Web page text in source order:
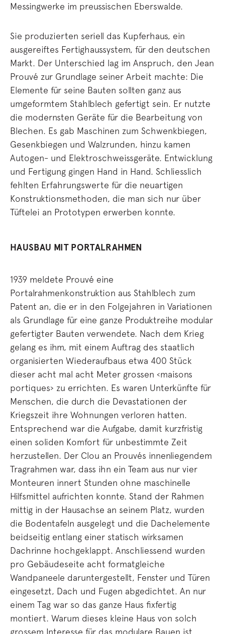
Messingwerke im preussischen Eberswalde.
Sie produzierten seriell das Kupferhaus, ein
ausgereiftes Fertighaussystem, für den deutschen
Markt. Der Unterschied lag im Anspruch, den Jean
Prouvé zur Grundlage seiner Arbeit machte: Die
Elemente für seine Bauten sollten ganz aus
umgeformtem Stahlblech gefertigt sein. Er nutzte
die modernsten Geräte für die Bearbeitung von
Blechen. Es gab Maschinen zum Schwenkbiegen,
Gesenkbiegen und Walzrunden, hinzu kamen
Autogen- und Elektroschweissgeräte. Entwicklung
und Fertigung gingen Hand in Hand. Schliesslich
fehlten Erfahrungswerte für die neuartigen
Konstruktionsmethoden, die man sich nur über
Tüftelei an Prototypen erwerben konnte.
HAUSBAU MIT PORTALRAHMEN
1939 meldete Prouvé eine
Portalrahmenkonstruktion aus Stahlblech zum
Patent an, die er in den Folgejahren in Variationen
als Grundlage für eine ganze Produktreihe modular
gefertigter Bauten verwendete. Nach dem Krieg
gelang es ihm, mit einem Auftrag des staatlich
organisierten Wiederaufbaus etwa 400 Stück
dieser acht mal acht Meter grossen ‹maisons
portiques› zu errichten. Es waren Unterkünfte für
Menschen, die durch die Devastationen der
Kriegszeit ihre Wohnungen verloren hatten.
Entsprechend war die Aufgabe, damit kurzfristig
einen soliden Komfort für unbestimmte Zeit
herzustellen. Der Clou an Prouvés innenliegendem
Tragrahmen war, dass ihn ein Team aus nur vier
Monteuren innert Stunden ohne maschinelle
Hilfsmittel aufrichten konnte. Stand der Rahmen
mittig in der Hausachse an seinem Platz, wurden
die Bodentafeln ausgelegt und die Dachelemente
beidseitig entlang einer statisch wirksamen
Dachrinne hochgeklappt. Anschliessend wurden
pro Gebäudeseite acht formatgleiche
Wandpaneele daruntergestellt, Fenster und Türen
eingesetzt, Dach und Fugen abgedichtet. An nur
einem Tag war so das ganze Haus fixfertig
montiert. Warum dieses kleine Haus von solch
grossem Interesse für das modulare Bauen ist,